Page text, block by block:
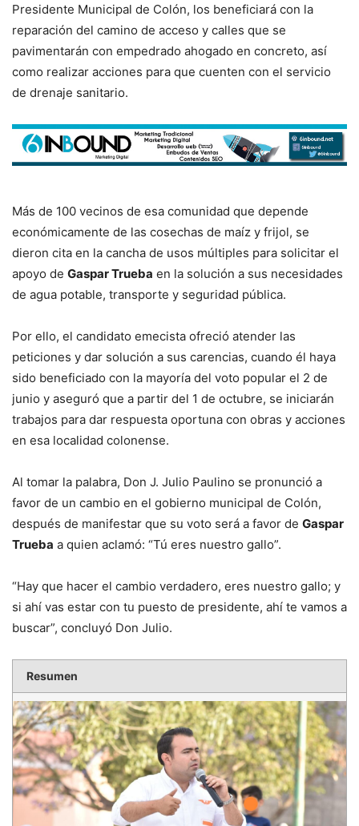
Presidente Municipal de Colón, los beneficiará con la
reparación del camino de acceso y calles que se
pavimentarán con empedrado ahogado en concreto, así
como realizar acciones para que cuenten con el servicio
de drenaje sanitario.
Más de 100 vecinos de esa comunidad que depende
económicamente de las cosechas de maíz y frijol, se
dieron cita en la cancha de usos múltiples para solicitar el
apoyo de Gaspar Trueba en la solución a sus necesidades
de agua potable, transporte y seguridad pública.
Por ello, el candidato emecista ofreció atender las
peticiones y dar solución a sus carencias, cuando él haya
sido beneficiado con la mayoría del voto popular el 2 de
junio y aseguró que a partir del 1 de octubre, se iniciarán
trabajos para dar respuesta oportuna con obras y acciones
en esa localidad colonense.
Al tomar la palabra, Don J. Julio Paulino se pronunció a
favor de un cambio en el gobierno municipal de Colón,
después de manifestar que su voto será a favor de Gaspar
Trueba a quien aclamó: “Tú eres nuestro gallo”.
“Hay que hacer el cambio verdadero, eres nuestro gallo; y
si ahí vas estar con tu puesto de presidente, ahí te vamos a
buscar”, concluyó Don Julio.
Resumen